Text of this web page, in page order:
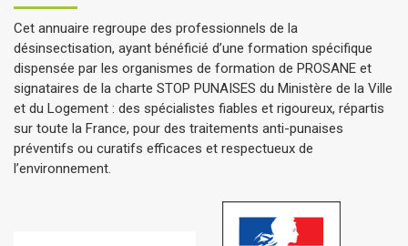
Cet annuaire regroupe des professionnels de la
désinsectisation, ayant bénéficié d’une formation spécifique
dispensée par les organismes de formation de PROSANE et
signataires de la charte STOP PUNAISES du Ministère de la Ville
et du Logement : des spécialistes fiables et rigoureux, répartis
sur toute la France, pour des traitements anti-punaises
préventifs ou curatifs efficaces et respectueux de
l’environnement.